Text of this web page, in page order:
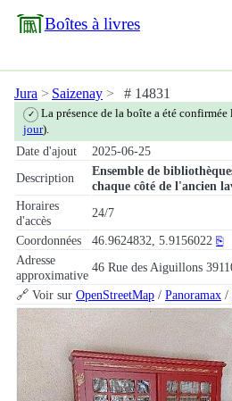
Boîtes à livres
Jura Saizenay # 14831
✓ La présence de la boîte a été
jour).
Date d'ajout
2025-06-25
Description
Ensemble de
chaque côté de l'ancien
Horaires
d'accès
24/7
Coordonnées
46.9624832, 5.9156022 ⎘
Adresse
approximative
46 Rue des Aiguillons
🔗 Voir sur OpenStreetMap / Panoramax /